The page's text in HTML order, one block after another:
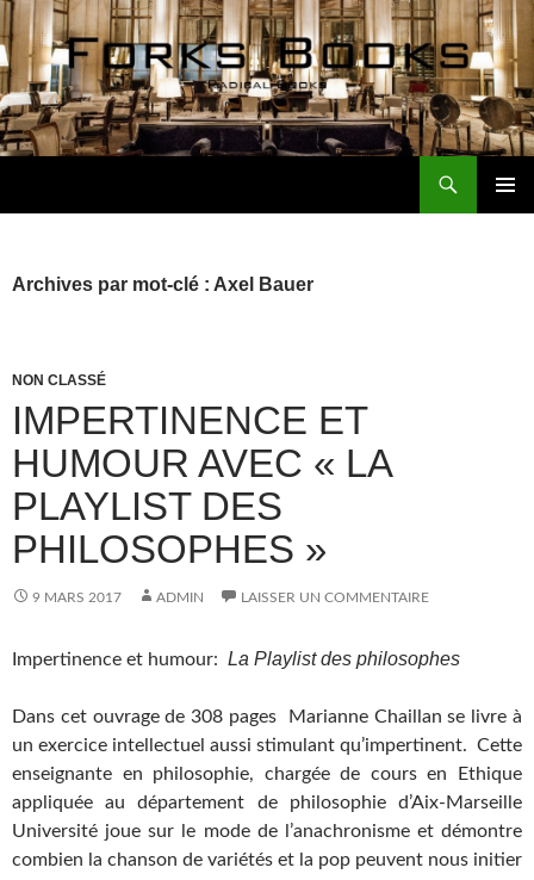
Aller
au
contenu
Archives par mot-clé : Axel Bauer
NON CLASSÉ
IMPERTINENCE ET
HUMOUR AVEC « LA
PLAYLIST DES
PHILOSOPHES »
9 MARS 2017 ADMIN LAISSER UN COMMENTAIRE
Impertinence et humour: La Playlist des philosophes
Dans cet ouvrage de 308 pages Marianne Chaillan se livre à
un exercice intellectuel aussi stimulant qu’impertinent. Cette
enseignante en philosophie, chargée de cours en Ethique
appliquée au département de philosophie d’Aix-Marseille
Université joue sur le mode de l’anachronisme et démontre
combien la chanson de variétés et la pop peuvent nous initier